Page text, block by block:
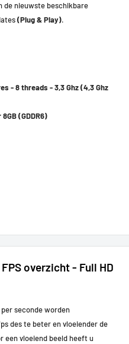
de nieuwste beschikbare
(Plug & Play).
- 8 threads - 3,3 Ghz (4,3 Ghz
(GDDR6)
overzicht - Full HD
seconde worden
des te beter en vloeiender de
een vloeiend beeld heeft u